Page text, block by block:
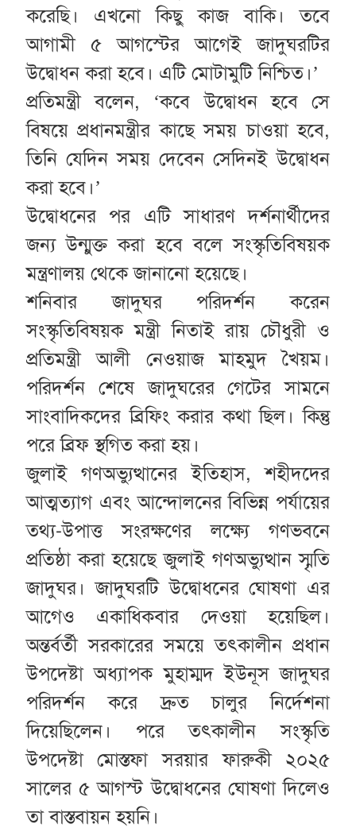
করেছি। এখনো কিছু কাজ বাকি। তবে
আগামী ৫ আগস্টের আগেই জাদুঘরটির
উদ্বোধন করা হবে। এটি মোটামুটি নিশ্চিত।’
প্রতিমন্ত্রী বলেন, ‘কবে উদ্বোধন হবে সে
বিষয়ে প্রধানমন্ত্রীর কাছে সময় চাওয়া হবে,
তিনি যেদিন সময় দেবেন সেদিনই উদ্বোধন
করা হবে।’
উদ্বোধনের পর এটি সাধারণ দর্শনার্থীদের
জন্য উন্মুক্ত করা হবে বলে সংস্কৃতিবিষয়ক
মন্ত্রণালয় থেকে জানানো হয়েছে।
শনিবার জাদুঘর পরিদর্শন করেন
সংস্কৃতিবিষয়ক মন্ত্রী নিতাই রায় চৌধুরী ও
প্রতিমন্ত্রী আলী নেওয়াজ মাহমুদ খৈয়ম।
পরিদর্শন শেষে জাদুঘরের গেটের সামনে
সাংবাদিকদের ব্রিফিং করার কথা ছিল। কিন্তু
পরে ব্রিফ স্থগিত করা হয়।
জুলাই গণঅভ্যুত্থানের ইতিহাস, শহীদদের
আত্মত্যাগ এবং আন্দোলনের বিভিন্ন পর্যায়ের
তথ্য-উপাত্ত সংরক্ষণের লক্ষ্যে গণভবনে
প্রতিষ্ঠা করা হয়েছে জুলাই গণঅভ্যুত্থান স্মৃতি
জাদুঘর। জাদুঘরটি উদ্বোধনের ঘোষণা এর
আগেও একাধিকবার দেওয়া হয়েছিল।
অন্তর্বর্তী সরকারের সময়ে তৎকালীন প্রধান
উপদেষ্টা অধ্যাপক মুহাম্মদ ইউনূস জাদুঘর
পরিদর্শন করে দ্রুত চালুর নির্দেশনা
দিয়েছিলেন। পরে তৎকালীন সংস্কৃতি
উপদেষ্টা মোস্তফা সরয়ার ফারুকী ২০২৫
সালের ৫ আগস্ট উদ্বোধনের ঘোষণা দিলেও
তা বাস্তবায়ন হয়নি।